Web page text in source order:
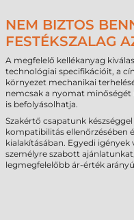
NEM BIZTOS
FESTÉKSZALAG
A megfelelő kellékanyag
technológiai specifikációit, a
környezet mechanikai
nemcsak a nyomat
is befolyásolhatja.
Szakértő csapatunk
kompatibilitás ellenőrzésében
kialakításában. Egyedi
személyre szabott
legmegfelelőbb ár-érték